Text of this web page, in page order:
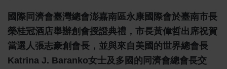
國際同濟會臺灣總會澎嘉南區永康國際會於臺南市長
榮桂冠酒店舉辦創會授證典禮，市長黃偉哲出席祝賀
當選人張志豪創會長，並與來自美國的世界總會長
Katrina J. Baranko女士及多國的同濟會總會長交